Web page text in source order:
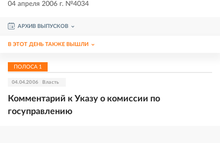
04 апреля 2006 г. №4034
АРХИВ ВЫПУСКОВ
В ЭТОТ ДЕНЬ ТАКЖЕ ВЫШЛИ
ПОЛОСА 1
04.04.2006 Власть
Комментарий к Указу о комиссии по
госуправлению